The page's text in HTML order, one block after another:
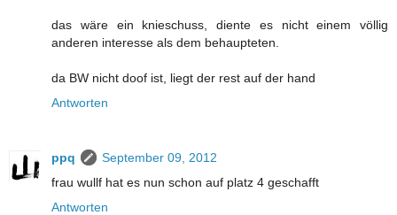
das wäre ein knieschuss, diente es nicht einem völlig
anderen interesse als dem behaupteten.
da BW nicht doof ist, liegt der rest auf der hand
Antworten
ppq
September 09, 2012
frau wullf hat es nun schon auf platz 4 geschafft
Antworten